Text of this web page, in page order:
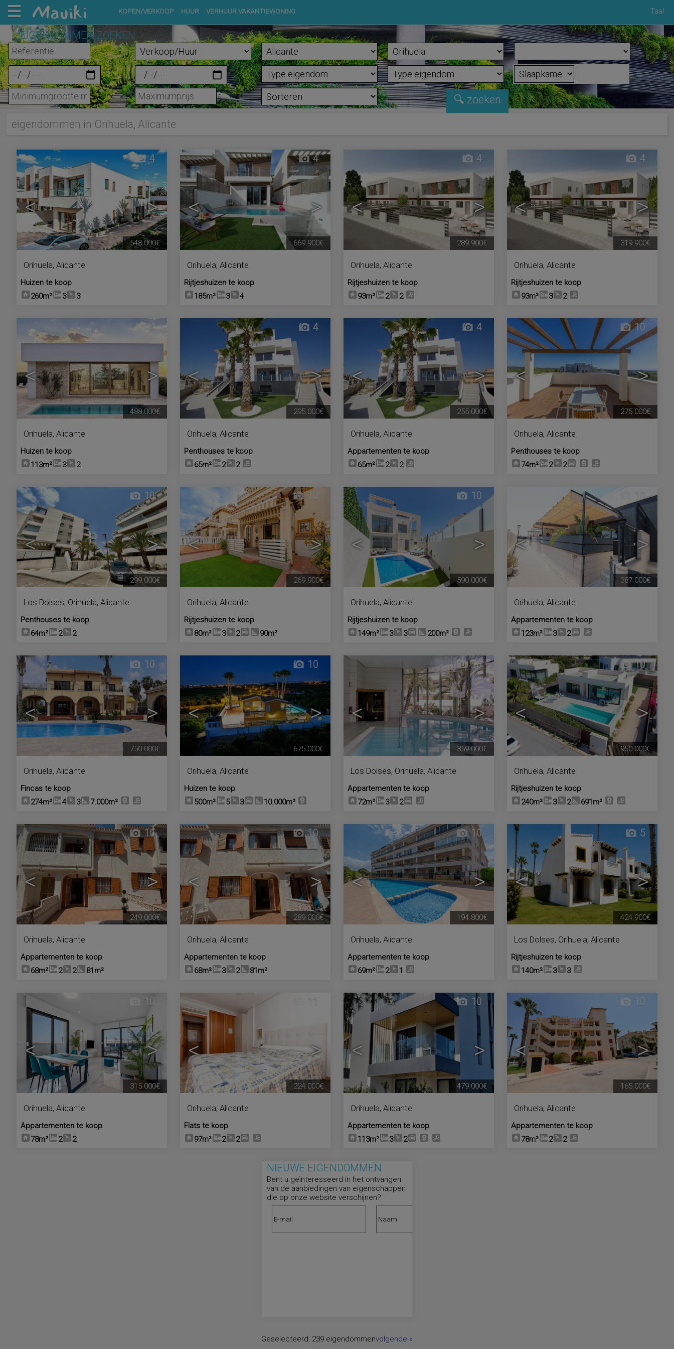
KOPEN/VERKOOP HUUR VERHUUR VAKANTIEWONING Taal
EIGENDOMMEN ZOEKEN
m² €
eigendommen in Orihuela, Alicante
< >
4
Orihuela, Alicante
Huizen te koop
260m²
3 3
548.000€
< >
4
Orihuela, Alicante
Rijtjeshuizen te koop
185m²
3 4
669.900€
< >
4
Orihuela, Alicante
Rijtjeshuizen te koop
93m²
2 2
289.900€
< >
4
Orihuela, Alicante
Rijtjeshuizen te koop
93m²
3 2
319.900€
< >
4
Orihuela, Alicante
Huizen te koop
113m²
3 2
488.000€
< >
4
Orihuela, Alicante
Penthouses te koop
65m²
2 2
295.000€
< >
4
Orihuela, Alicante
Appartementen te koop
65m²
2 2
255.000€
< >
10
Orihuela, Alicante
Penthouses te koop
74m²
2 2
275.000€
< >
10
Los Dolses, Orihuela, Alicante
Penthouses te koop
64m²
2 2
299.000€
< >
10
Orihuela, Alicante
Rijtjeshuizen te koop
80m²
3 2 90m²
269.900€
< >
10
Orihuela, Alicante
Rijtjeshuizen te koop
149m²
3 3 200m²
590.000€
< >
10
Orihuela, Alicante
Appartementen te koop
123m²
3 2
387.000€
< >
10
Orihuela, Alicante
Fincas te koop
274m²
4 3 7.000m²
750.000€
< >
10
Orihuela, Alicante
Huizen te koop
500m²
5 3 10.000m²
675.000€
< >
10
Los Dolses, Orihuela, Alicante
Appartementen te koop
72m²
3 2
359.000€
< >
10
Orihuela, Alicante
Rijtjeshuizen te koop
240m²
3 2 691m²
950.000€
< >
10
Orihuela, Alicante
Appartementen te koop
68m²
2 2 81m²
249.000€
< >
10
Orihuela, Alicante
Appartementen te koop
68m²
3 2 81m²
289.000€
< >
10
Orihuela, Alicante
Appartementen te koop
69m²
2 1
194.800€
< >
5
Los Dolses, Orihuela, Alicante
Rijtjeshuizen te koop
140m²
3 3
424.900€
< >
10
Orihuela, Alicante
Appartementen te koop
78m²
2 2
315.000€
< >
Orihuela, Alicante
Flats te koop
97m²
2 2
224.000€
< >
10
Orihuela, Alicante
Appartementen te koop
113m²
3 2
479.000€
< >
10
Orihuela, Alicante
Appartementen te koop
78m²
2 2
165.000€
NIEUWE EIGENDOMMEN
Bent u geïnteresseerd in het ontvangen
van de aanbiedingen van eigenschappen
die op onze website verschijnen?
Geselecteerd: 239 eigendommenvolgende »